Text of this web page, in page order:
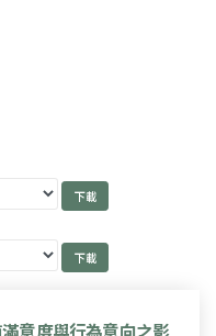
意度與行為意向之影